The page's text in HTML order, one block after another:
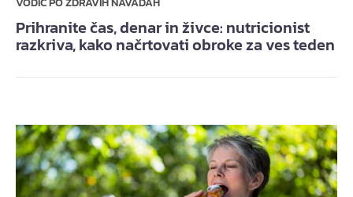
Prihranite čas, denar in živce: nutricionist
razkriva, kako načrtovati obroke za ves teden